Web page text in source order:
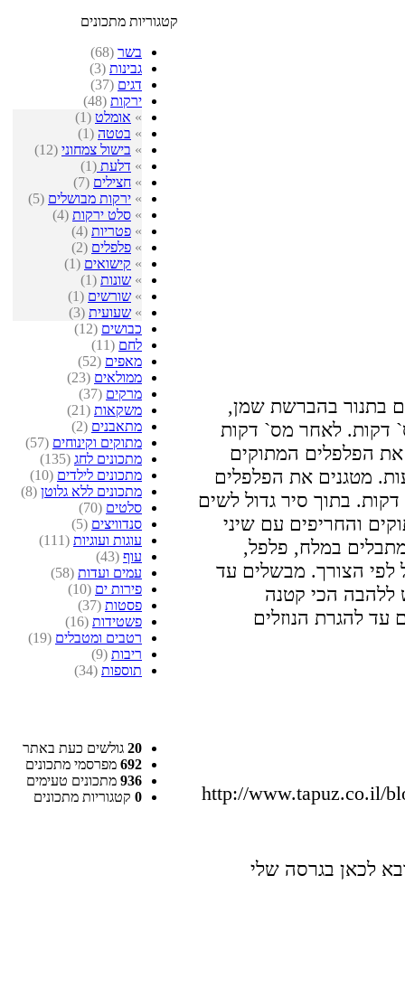
קטגוריות מתכונים
בשר (68)
גבינות (3)
דגים (37)
ירקות (48)
» אומלט (1)
» בטטה (1)
» בישול צמחוני (12)
» דלעת (1)
» חצילים (7)
» ירקות מבושלים (5)
» סלט ירקות (4)
» פטריות (4)
» פלפלים (2)
» קישואים (1)
» שונות (1)
» שורשים (1)
» שעועית (3)
כבושים (12)
לחם (11)
מאפים (52)
ממולאים (23)
מרקים (37)
משקאות (21)
מתאבנים (2)
מתוקים וקינוחים (57)
מתכונים לחג (135)
מתכונים לילדים (10)
מתכונים ללא גלוטן (8)
סלטים (70)
סנדוויצים (5)
עוגות ועוגיות (111)
עוף (43)
עמים ועדות (58)
פירות ים (10)
פסטות (37)
פשטידות (16)
רטבים ומטבלים (19)
ריבות (9)
תוספות (34)
20 גולשים כעת באתר
692 מפרסמי מתכונים
936 מתכונים טעימים
0 קטגוריות מתכונים
בתנור בהברשת שמן,
דקות. לאחר מס` דקות
הפלפלים המתוקים
מטגנים את הפלפלים
בתוך סיר גדול לשים
והחריפים עם שיני
במלח, פלפל,
לפי הצורך. מבשלים עד
הכי קטנה
להגרת הנוזלים
http://www.tapuz.co.il/
לכאן בגרסה שלי